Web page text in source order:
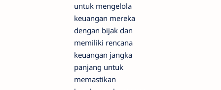
untuk mengelola
keuangan mereka
dengan bijak dan
memiliki rencana
keuangan jangka
panjang untuk
memastikan